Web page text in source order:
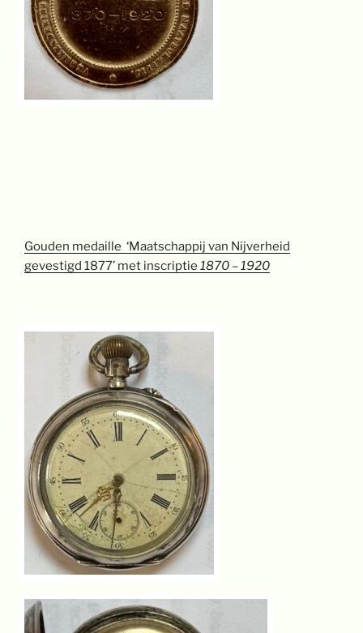
Gouden medaille ‘Maatschappij van Nijverheid
gevestigd 1877’ met inscriptie 1870 – 1920